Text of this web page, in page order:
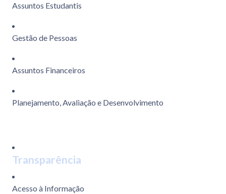
Assuntos Estudantis
Gestão de Pessoas
Assuntos Financeiros
Planejamento, Avaliação e Desenvolvimento
Transparência
Acesso à Informação